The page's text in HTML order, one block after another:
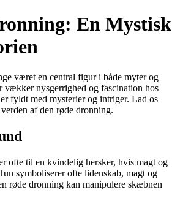
En Mystisk
været en central figur i både myter og
vækker nysgerrighed og fascination hos
fyldt med mysterier og intriger. Lad os
af den røde dronning.
ofte til en kvindelig hersker, hvis magt og
symboliserer ofte lidenskab, magt og
røde dronning kan manipulere skæbnen